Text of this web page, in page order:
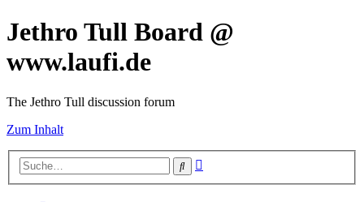
Jethro Tull Board @
www.laufi.de
The Jethro Tull discussion forum
Zum Inhalt
Suche